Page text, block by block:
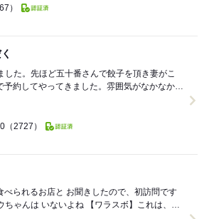
）
予約してやってきました。雰囲気がなかなか良
（2727）
聞きしたので、初訪問です